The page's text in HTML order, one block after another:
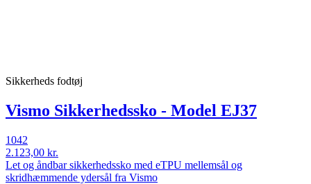
Sikkerheds fodtøj
Vismo Sikkerhedssko - Model EJ37
1042
2.123,00 kr.
Let og åndbar sikkerhedssko med eTPU mellemsål og
skridhæmmende ydersål fra Vismo